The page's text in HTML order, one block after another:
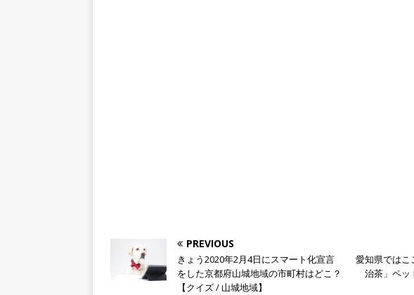
PREVIOUS
きょう2020年2月4日にスマート化宣言
をした京都府山城地域の市町村はどこ？
【クイズ / 山城地域】
愛知県ではこ
治茶」ペッ